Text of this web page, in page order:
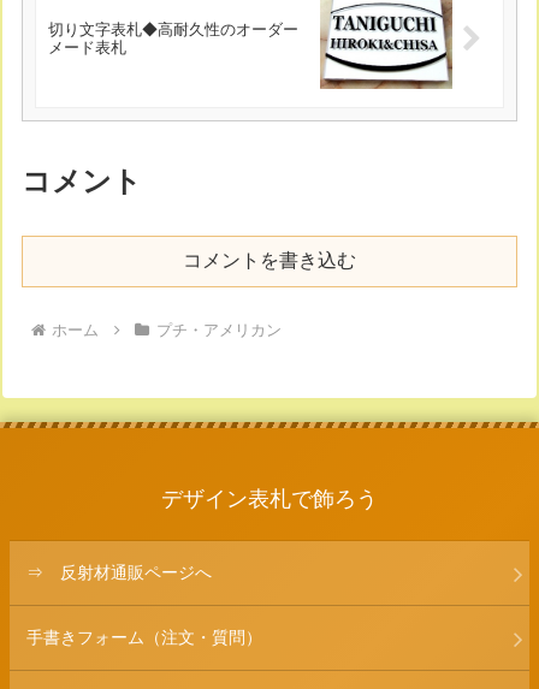
切り文字表札◆高耐久性のオーダー
メード表札
コメント
コメントを書き込む
ホーム プチ・アメリカン
デザイン表札で飾ろう
⇒ 反射材通販ページへ
手書きフォーム（注文・質問）